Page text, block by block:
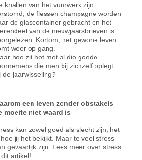
knallen van het vuurwerk zijn
de flessen champagne worden
de glascontainer gebracht en het
van de nieuwjaarsbrieven is
Kortom, het gewone leven
weer op gang.
hoe zit het met al die goede
die men bij zichzelf oplegt
de jaarwisseling?
een leven zonder obstakels
moeite niet waard is
kan zowel goed als slecht zijn; het
hoe jij het bekijkt. Maar te veel stress
gevaarlijk zijn. Lees meer over stress
dit artikel!